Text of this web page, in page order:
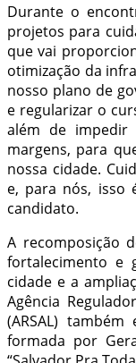
Durante o
projetos para
que vai
otimização da
nosso plano de
e regularizar o
além de impedir
margens, para
nossa cidade.
e, para nós, isso
candidato.
A recomposição
fortalecimento e
cidade e a
Agência
(ARSAL)
formada por